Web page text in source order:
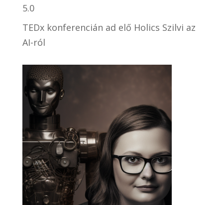
5.0
TEDx konferencián ad elő Holics Szilvi az
AI-ról